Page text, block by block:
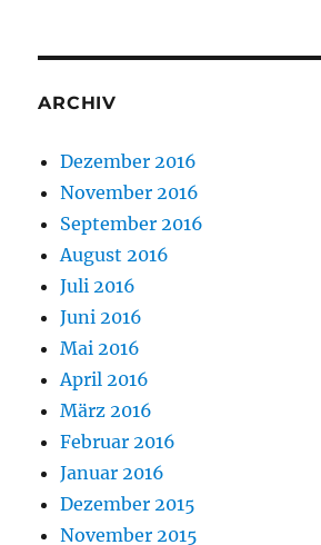
ARCHIV
Dezember 2016
November 2016
September 2016
August 2016
Juli 2016
Juni 2016
Mai 2016
April 2016
März 2016
Februar 2016
Januar 2016
Dezember 2015
November 2015